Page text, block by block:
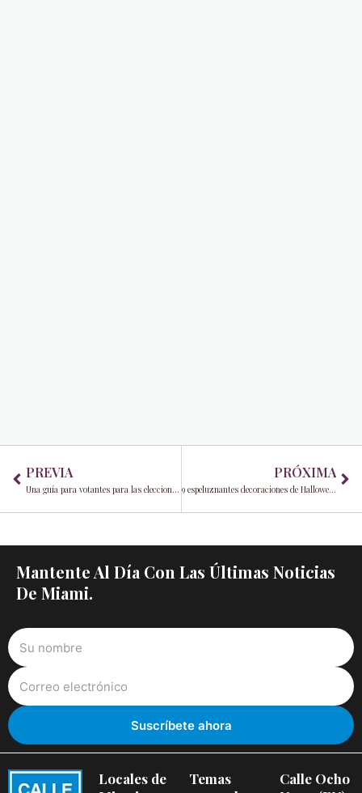
PREVIA
Una guía para votantes para las elecciones estadounidenses de 2022
PRÓXIMA
9 espeluznantes decoraciones de Halloween hechas por ti mismo para probar
Mantente Al Día Con Las Últimas Noticias
De Miami.
Locales de
Temas
Calle Ocho